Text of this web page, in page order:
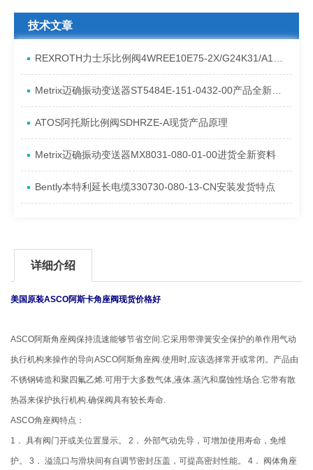
技术文章
REXROTH力士乐比例阀4WREE10E75-2X/G24K31/A1V原厂发货资料
Metrix迈确振动变送器ST5484E-151-0432-00产品全新介绍
ATOS阿托斯比例阀SDHRZE-A现货产品原理
Metrix迈确振动变送器MX8031-080-01-00进货全新资料
Bently本特利延长电缆330730-080-13-CN安装发货特点
详细介绍
美国原装ASCO阿斯卡角座阀现货价格好
ASCO阿斯角座阀保持流速能够节省空间.它采用带弹簧安全保护的单作用气动
执行机构来操作的导向ASCO阿斯角座阀.使用时,应该选择常开或常闭。产品由
不锈钢铸造和聚四氟乙烯.可用于大多数气体,液体.蒸汽和腐蚀性场合.它带有散
热器来保护执行机构.确保阀具有较长寿命.
ASCO角座阀特点：
1． 具有阀门开或关位置显示。 2． 外部气动先导，可增加使用寿命，免维
护。 3． 溢流口与滑块间有自调节密封压盖，可提高密封性能。 4． 阀体角座